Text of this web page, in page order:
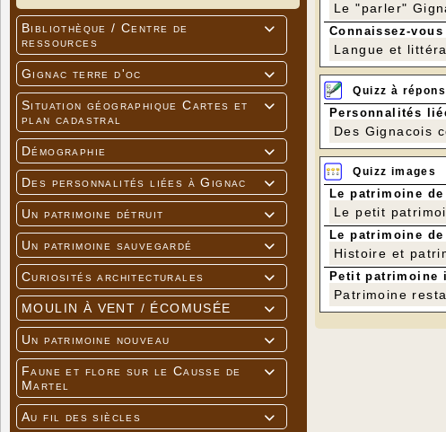

Bibliothèque / Centre de
ressources

Gignac terre d'oc

Situation géographique Cartes et
plan cadastral

Démographie

Des personnalités liées à Gignac

Un patrimoine détruit

Un patrimoine sauvegardé

Curiosités architecturales

MOULIN À VENT / ÉCOMUSÉE

Un patrimoine nouveau

Faune et flore sur le Causse de
Martel

Au fil des siècles
Le "parler"
Connaissez-
Langue et
Quizz à
Personnalités
Des Gignacois
Quizz images
Le patrimoine de
Le petit
Le patrimoine de
Histoire et
Petit patrimoine
Patrimoine